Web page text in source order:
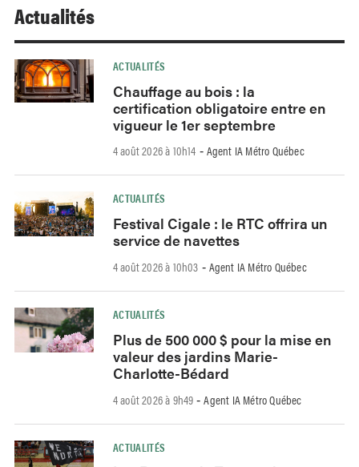
Actualités
ACTUALITÉS
Chauffage au bois : la
certification obligatoire entre en
vigueur le 1er septembre
4 août 2026 à 10h14 - Agent IA Métro Québec
ACTUALITÉS
Festival Cigale : le RTC offrira un
service de navettes
4 août 2026 à 10h03 - Agent IA Métro Québec
ACTUALITÉS
Plus de 500 000 $ pour la mise en
valeur des jardins Marie-
Charlotte-Bédard
4 août 2026 à 9h49 -Agent IA Métro Québec
ACTUALITÉS